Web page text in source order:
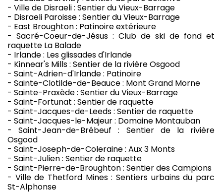
- Ville de Disraeli : Sentier du Vieux-Barrage
- Disraeli Paroisse : Sentier du Vieux-Barrage
- East Broughton : Patinoire extérieure
- Sacré-Coeur-de-Jésus : Club de ski de fond et
raquette La Balade
- Irlande : Les glissades d'Irlande
- Kinnear's Mills : Sentier de la rivière Osgood
- Saint-Adrien-d'Irlande : Patinoire
- Sainte-Clotilde-de-Beauce : Mont Grand Morne
- Sainte-Praxède : Sentier du Vieux-Barrage
- Saint-Fortunat : Sentier de raquette
- Saint-Jacques-de-Leeds : Sentier de raquette
- Saint-Jacques-le-Majeur : Domaine Montauban
- Saint-Jean-de-Brébeuf : Sentier de la rivière
Osgood
- Saint-Joseph-de-Coleraine : Aux 3 Monts
- Saint-Julien : Sentier de raquette
- Saint-Pierre-de-Broughton : Sentier des Campions
- Ville de Thetford Mines : Sentiers urbains du parc
St-Alphonse